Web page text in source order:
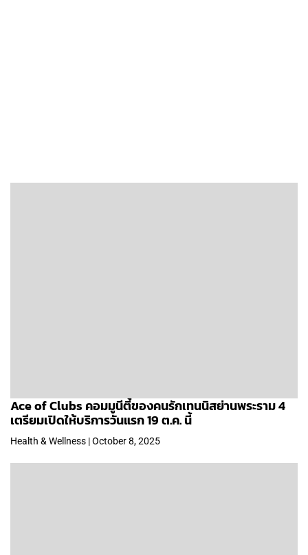
Ace of Clubs คอมมูนีตี้ของคนรักเทนนิสย่านพระราม 4
เตรียมเปิดให้บริการวันแรก 19 ต.ค. นี้
Health & Wellness | October 8, 2025